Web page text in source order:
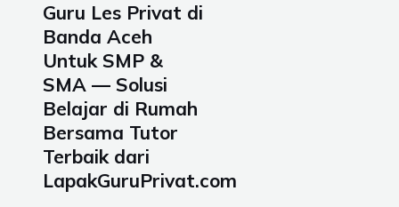
Guru Les Privat di
Banda Aceh
Untuk SMP &
SMA — Solusi
Belajar di Rumah
Bersama Tutor
Terbaik dari
LapakGuruPrivat.com